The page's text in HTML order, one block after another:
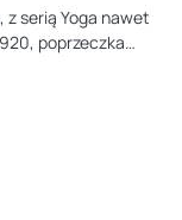
z serią Yoga nawet
poprzeczka…